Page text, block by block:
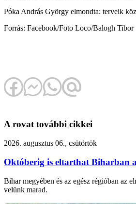
Póka András György elmondta: terveik
Forrás: Facebook/Foto Loco/Balogh Tibor
A rovat további cikkei
2026. augusztus 06., csütörtök
Októberig is eltarthat Biharban
Bihar megyében és az egész régióban az
velünk marad.